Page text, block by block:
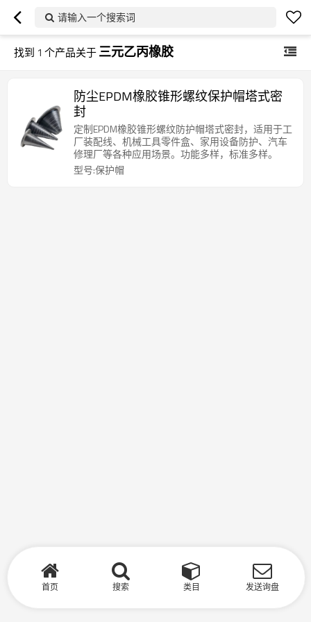
请输入一个搜索词
找到 1 个产品关于三元乙丙橡胶
防尘EPDM橡胶锥形螺纹保护帽塔式密
封
定制EPDM橡胶锥形螺纹防护帽塔式密封，适用于工
厂装配线、机械工具零件盒、家用设备防护、汽车
修理厂等各种应用场景。功能多样，标准多样。
型号:保护帽
首页 搜索 类目 发送询盘